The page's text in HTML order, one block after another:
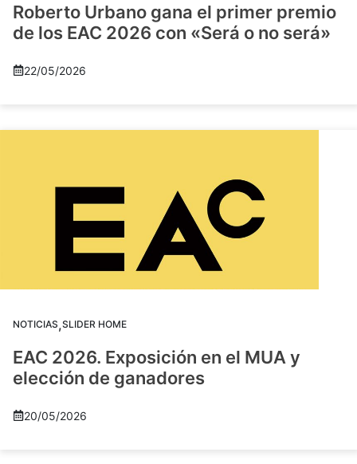
Roberto Urbano gana el primer premio
de los EAC 2026 con «Será o no será»
22/05/2026
NOTICIAS,SLIDER HOME
EAC 2026. Exposición en el MUA y
elección de ganadores
20/05/2026